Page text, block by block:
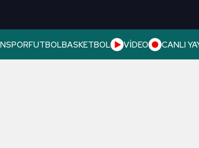
FUTBOLBASKETBOL VİDEO CANLI